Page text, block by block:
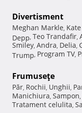
Divertisment
Meghan Markle,
Depp, Teo Trandafir,
Smiley, Andra, Delia,
Trump, Program TV,
Frumuseţe
Păr, Rochii, Unghii,
Manichiura, Sampon,
Tratament celulita,